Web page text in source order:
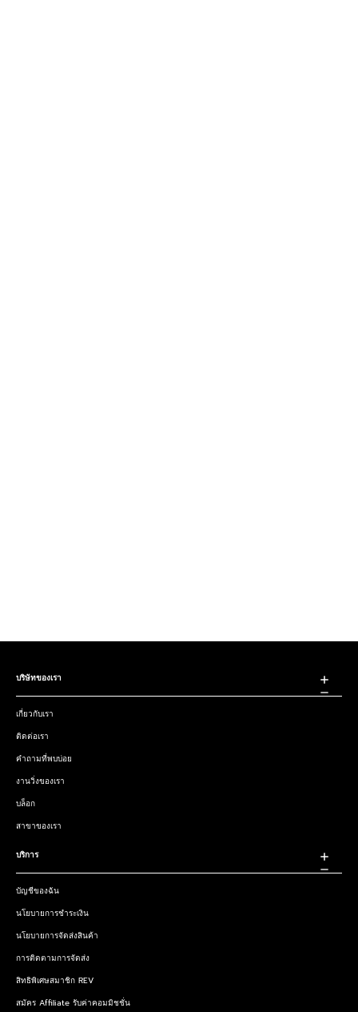
บริษัทของเรา
เกี่ยวกับเรา
ติดต่อเรา
คำถามที่พบบ่อย
งานวิ่งของเรา
บล็อก
สาขาของเรา
บริการ
บัญชีของฉัน
นโยบายการชำระเงิน
นโยบายการจัดส่งสินค้า
การติดตามการจัดส่ง
สิทธิพิเศษสมาชิก REV
สมัคร Affiliate รับค่าคอมมิชชั่น